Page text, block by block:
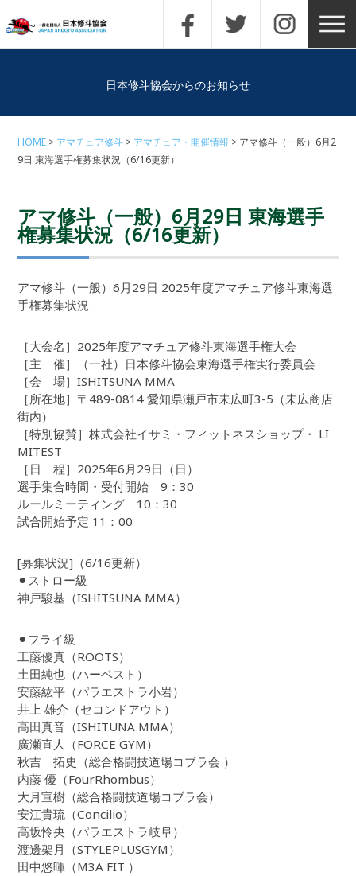
日本修斗協会からのお知らせ
HOME アマチュア修斗 アマチュア・開催情報
アマ修斗（一般）6月2
9日 東海選手権募集状況（6/16更新）
アマ修斗（一般）6月29日 東海選手
権募集状況（6/16更新）
アマ修斗（一般）6月29日 2025年度アマチュア修斗東海選
手権募集状況
［大会名］2025年度アマチュア修斗東海選手権大会
［主 催］（一社）日本修斗協会東海選手権実行委員会
［会 場］ISHITSUNA MMA
［所在地］〒489-0814 愛知県瀬戸市未広町3-5（未広商店
街内）
［特別協賛］株式会社イサミ・フィットネスショップ・ LI
MITEST
［日 程］2025年6月29日（日）
選手集合時間・受付開始 9：30
ルールミーティング 10：30
試合開始予定 11：00
[募集状況]（6/16更新）
⚫︎ストロー級
神戸駿基（ISHITSUNA MMA）
⚫︎フライ級
工藤優真（ROOTS）
土田純也（ハーベスト）
安藤紘平（パラエストラ小岩）
井上 雄介（セコンドアウト）
高田真音（ISHITUNA MMA）
廣瀬直人（FORCE GYM）
秋吉 拓史（総合格闘技道場コブラ会 ）
内藤 優（FourRhombus）
大月宣樹（総合格闘技道場コブラ会）
安江貴琉（Concilio）
高坂怜央（パラエストラ岐阜）
渡邊架月（STYLEPLUSGYM）
田中悠暉（M3A FIT ）